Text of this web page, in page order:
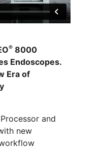
® 8000
Endoscopes.
Era of
and
new